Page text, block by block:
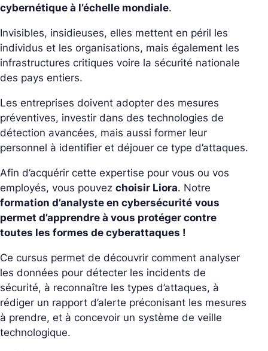
cybernétique à l’échelle mondiale.
Invisibles, insidieuses, elles mettent en péril les
individus et les organisations, mais également les
infrastructures critiques voire la sécurité nationale
des pays entiers.
Les entreprises doivent adopter des mesures
préventives, investir dans des technologies de
détection avancées, mais aussi former leur
personnel à identifier et déjouer ce type d’attaques.
Afin d’acquérir cette expertise pour vous ou vos
employés, vous pouvez choisir Liora. Notre
formation d’analyste en cybersécurité vous
permet d’apprendre à vous protéger contre
toutes les formes de cyberattaques !
Ce cursus permet de découvrir comment analyser
les données pour détecter les incidents de
sécurité, à reconnaître les types d’attaques, à
rédiger un rapport d’alerte préconisant les mesures
à prendre, et à concevoir un système de veille
technologique.